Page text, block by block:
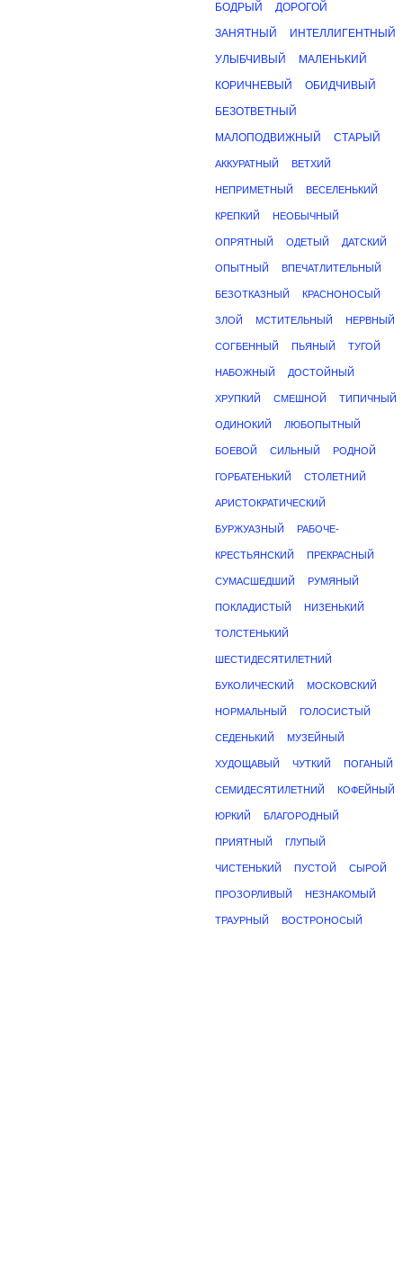
БОДРЫЙ ДОРОГОЙ
ЗАНЯТНЫЙ ИНТЕЛЛИГЕНТНЫЙ
УЛЫБЧИВЫЙ МАЛЕНЬКИЙ
КОРИЧНЕВЫЙ ОБИДЧИВЫЙ
БЕЗОТВЕТНЫЙ
МАЛОПОДВИЖНЫЙ СТАРЫЙ
АККУРАТНЫЙ ВЕТХИЙ
НЕПРИМЕТНЫЙ ВЕСЕЛЕНЬКИЙ
КРЕПКИЙ НЕОБЫЧНЫЙ
ОПРЯТНЫЙ ОДЕТЫЙ ДАТСКИЙ
ОПЫТНЫЙ ВПЕЧАТЛИТЕЛЬНЫЙ
БЕЗОТКАЗНЫЙ КРАСНОНОСЫЙ
ЗЛОЙ МСТИТЕЛЬНЫЙ НЕРВНЫЙ
СОГБЕННЫЙ ПЬЯНЫЙ ТУГОЙ
НАБОЖНЫЙ ДОСТОЙНЫЙ
ХРУПКИЙ СМЕШНОЙ ТИПИЧНЫЙ
ОДИНОКИЙ ЛЮБОПЫТНЫЙ
БОЕВОЙ СИЛЬНЫЙ РОДНОЙ
ГОРБАТЕНЬКИЙ СТОЛЕТНИЙ
АРИСТОКРАТИЧЕСКИЙ
БУРЖУАЗНЫЙ РАБОЧЕ-
КРЕСТЬЯНСКИЙ ПРЕКРАСНЫЙ
СУМАСШЕДШИЙ РУМЯНЫЙ
ПОКЛАДИСТЫЙ НИЗЕНЬКИЙ
ТОЛСТЕНЬКИЙ
ШЕСТИДЕСЯТИЛЕТНИЙ
БУКОЛИЧЕСКИЙ МОСКОВСКИЙ
НОРМАЛЬНЫЙ ГОЛОСИСТЫЙ
СЕДЕНЬКИЙ МУЗЕЙНЫЙ
ХУДОЩАВЫЙ ЧУТКИЙ ПОГАНЫЙ
СЕМИДЕСЯТИЛЕТНИЙ КОФЕЙНЫЙ
ЮРКИЙ БЛАГОРОДНЫЙ
ПРИЯТНЫЙ ГЛУПЫЙ
ЧИСТЕНЬКИЙ ПУСТОЙ СЫРОЙ
ПРОЗОРЛИВЫЙ НЕЗНАКОМЫЙ
ТРАУРНЫЙ ВОСТРОНОСЫЙ